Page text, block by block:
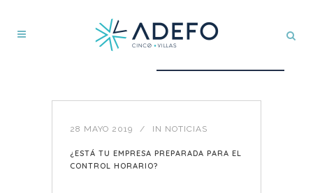
28 MAYO 2019 IN NOTICIAS
¿ESTÁ TU EMPRESA PREPARADA PARA EL
CONTROL HORARIO?